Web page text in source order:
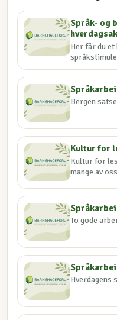
Språk- og
Her får du
Bergen
Kultur for
Kultur for
mange av
To gode
Hverdagens